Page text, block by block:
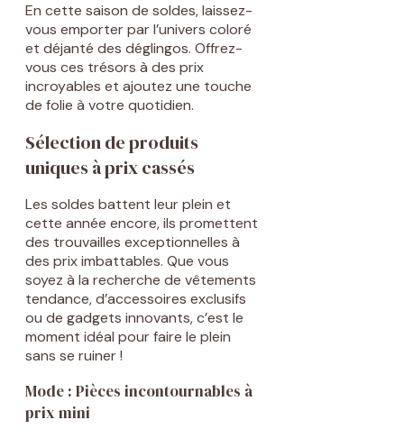
En cette saison de soldes, laissez-
vous emporter par l’univers coloré
et déjanté des déglingos. Offrez-
vous ces trésors à des prix
incroyables et ajoutez une touche
de folie à votre quotidien.
Sélection de produits
uniques à prix cassés
Les soldes battent leur plein et
cette année encore, ils promettent
des trouvailles exceptionnelles à
des prix imbattables. Que vous
soyez à la recherche de vêtements
tendance, d’accessoires exclusifs
ou de gadgets innovants, c’est le
moment idéal pour faire le plein
sans se ruiner !
Mode : Pièces incontournables à
prix mini